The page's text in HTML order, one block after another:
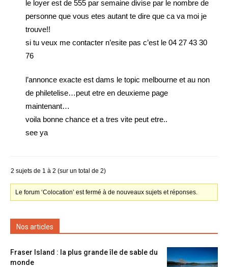
le loyer est de 555 par semaine divise par le nombre de
personne que vous etes autant te dire que ca va moi je
trouve!!
si tu veux me contacter n’esite pas c’est le 04 27 43 30
76
l’annonce exacte est dams le topic melbourne et au non
de philetelise…peut etre en deuxieme page
maintenant…
voila bonne chance et a tres vite peut etre..
see ya
2 sujets de 1 à 2 (sur un total de 2)
Le forum ‘Colocation’ est fermé à de nouveaux sujets et réponses.
Nos articles
Fraser Island : la plus grande île de sable du
monde